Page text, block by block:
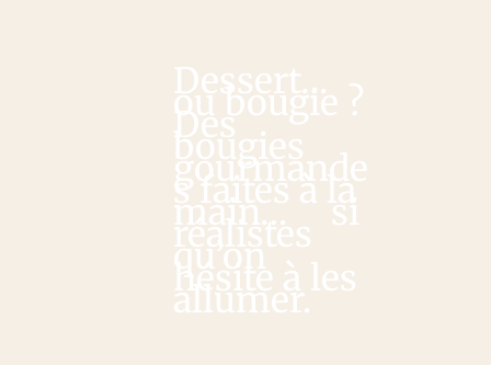
Dessert…
ou bougie ?
Des
bougies
gourmande
s faites à la
main… si
réalistes
qu’on
hésite à les
allumer.